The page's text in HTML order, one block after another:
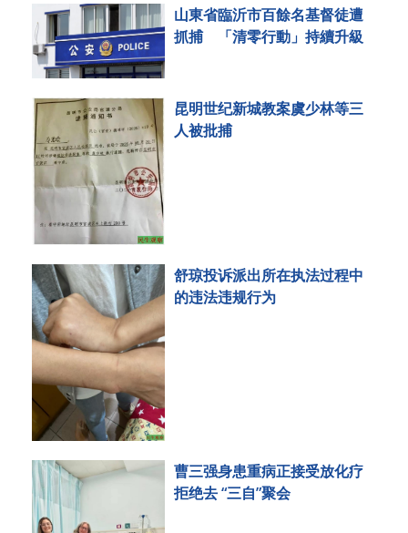
山東省臨沂市百餘名基督徒遭
抓捕 「清零行動」持續升級
昆明世纪新城教案虞少林等三
人被批捕
舒琼投诉派出所在执法过程中
的违法违规行为
曹三强身患重病正接受放化疗
拒绝去 “三自”聚会